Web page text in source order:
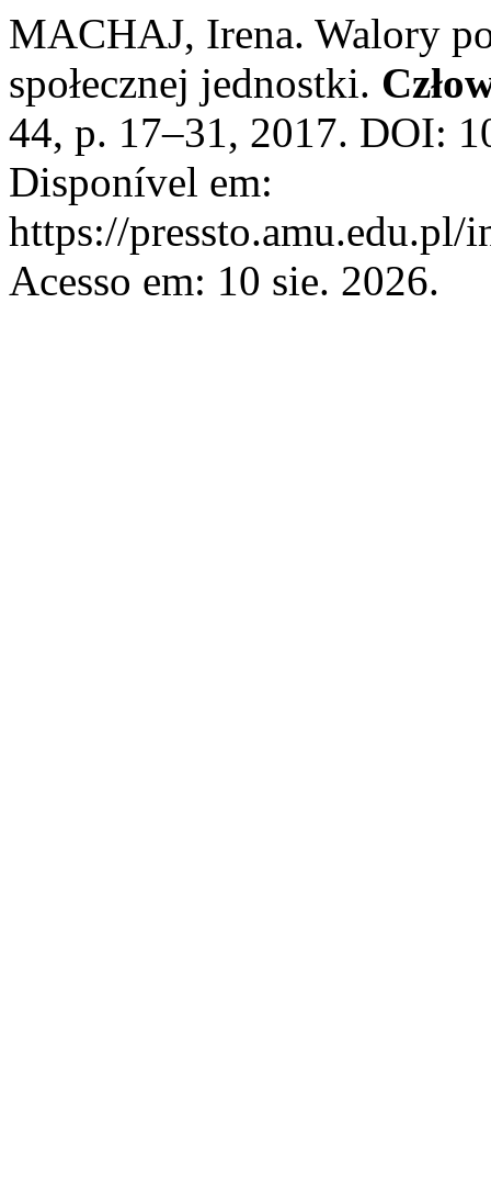
MACHAJ, Irena. Walory
społecznej jednostki.
44, p. 17–31, 2017. DOI:
Disponível em:
https://
Acesso em: 10 sie. 2026.